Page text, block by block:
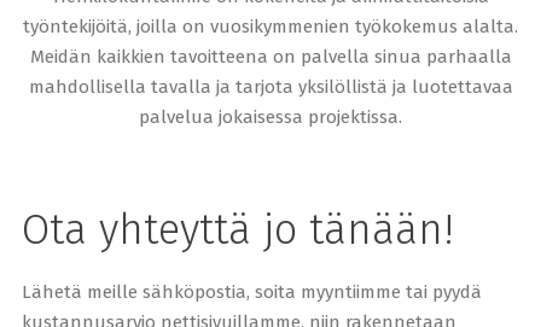
työntekijöitä, joilla on vuosikymmenien työkokemus alalta.
Meidän kaikkien tavoitteena on palvella sinua parhaalla
mahdollisella tavalla ja tarjota yksilöllistä ja luotettavaa
palvelua jokaisessa projektissa.
Ota yhteyttä jo tänään!
Lähetä meille sähköpostia, soita myyntiimme tai pyydä
kustannusarvio nettisivuillamme, niin rakennetaan